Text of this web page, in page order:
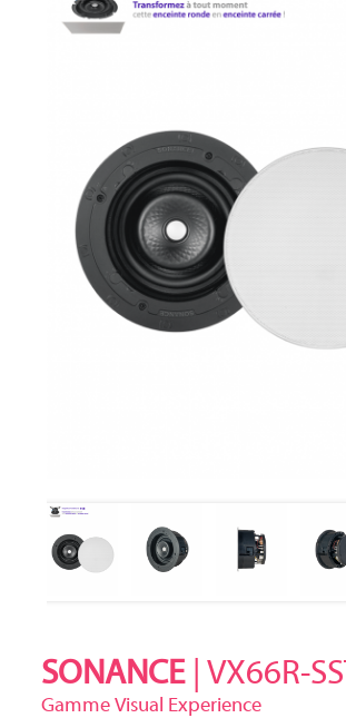
SONANCE| VX66R-
Gamme Visual Experience